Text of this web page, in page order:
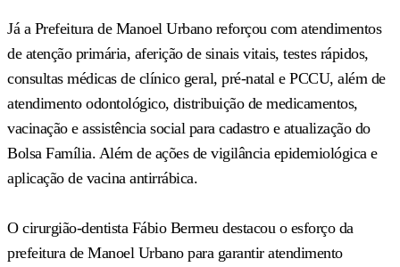
Já a Prefeitura de Manoel Urbano reforçou com atendimentos
de atenção primária, aferição de sinais vitais, testes rápidos,
consultas médicas de clínico geral, pré-natal e PCCU, além de
atendimento odontológico, distribuição de medicamentos,
vacinação e assistência social para cadastro e atualização do
Bolsa Família. Além de ações de vigilância epidemiológica e
aplicação de vacina antirrábica.
O cirurgião-dentista Fábio Bermeu destacou o esforço da
prefeitura de Manoel Urbano para garantir atendimento